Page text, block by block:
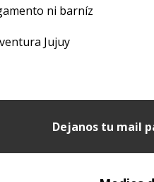
ni barníz
Jujuy
Dejanos tu mail